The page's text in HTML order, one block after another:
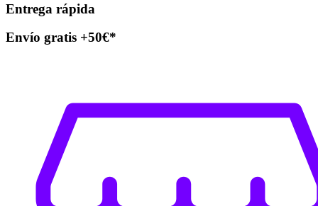
Entrega rápida
Envío gratis +50€*